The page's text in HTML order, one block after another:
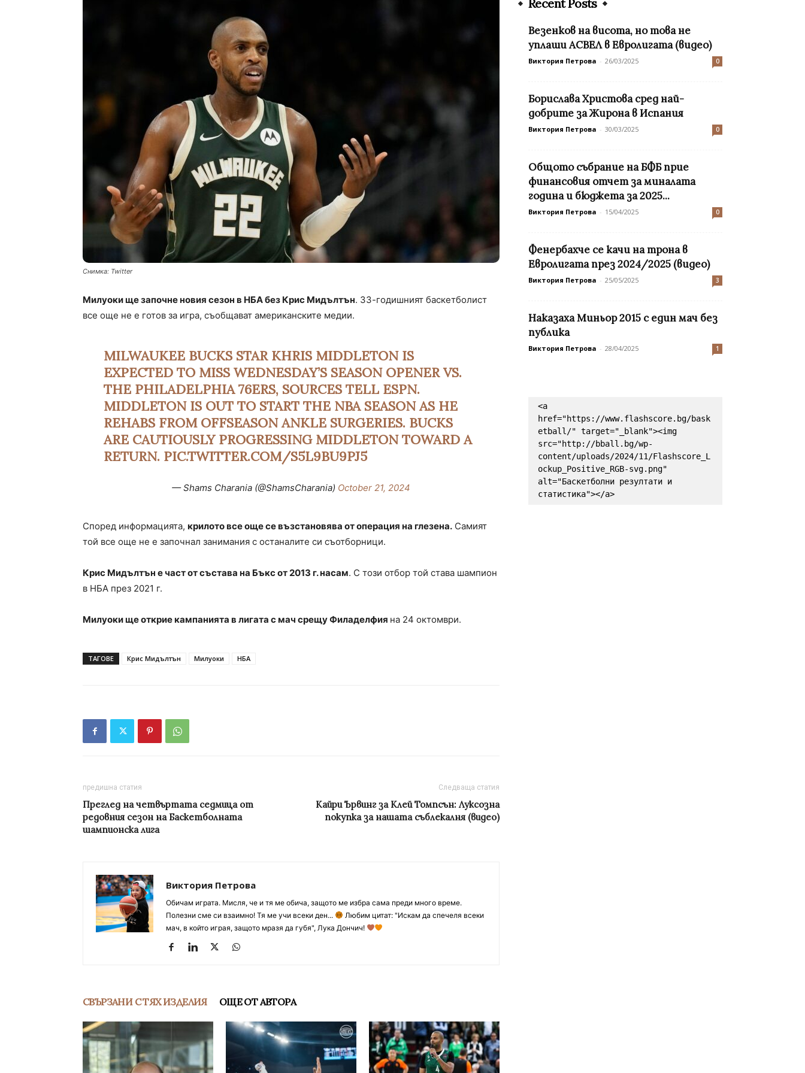
Снимка: Twitter
Милуоки ще започне новия сезон в НБА без Крис Мидълтън. 33-годишният баскетболист
все още не е готов за игра, съобщават американските медии.
MILWAUKEE BUCKS STAR KHRIS MIDDLETON IS
EXPECTED TO MISS WEDNESDAY’S SEASON OPENER VS.
THE PHILADELPHIA 76ERS, SOURCES TELL ESPN.
MIDDLETON IS OUT TO START THE NBA SEASON AS HE
REHABS FROM OFFSEASON ANKLE SURGERIES. BUCKS
ARE CAUTIOUSLY PROGRESSING MIDDLETON TOWARD A
RETURN. PIC.TWITTER.COM/S5L9BU9PJ5
— Shams Charania (@ShamsCharania) October 21, 2024
Според информацията, крилото все още се възстановява от операция на глезена. Самият
той все още не е започнал занимания с останалите си съотборници.
Крис Мидълтън е част от състава на Бъкс от 2013 г. насам. С този отбор той става шампион
в НБА през 2021 г.
Милуоки ще открие кампанията в лигата с мач срещу Филаделфия на 24 октомври.
ТАГОВЕ Крис Мидълтън Милуоки НБА
предишна статия
Преглед на четвъртата седмица от
редовния сезон на Баскетболната
шампионска лига
Следваща статия
Кайри Ървинг за Клей Томпсън: Луксозна
покупка за нашата съблекалня (видео)
Виктория Петрова
Обичам играта. Мисля, че и тя ме обича, защото ме избра сама преди много време.
Полезни сме си взаимно! Тя ме учи всеки ден...
Любим цитат: "Искам да спечеля всеки
мач, в който играя, защото мразя да губя", Лука Дончич!
СВЪРЗАНИ С ТЯХ ИЗДЕЛИЯ ОЩЕ ОТ АВТОРА
Recent Posts
Везенков на висота, но това не
уплаши АСВЕЛ в Евролигата (видео)
Виктория Петрова - 26/03/2025 0
Борислава Христова сред най-
добрите за Жирона в Испания
Виктория Петрова - 30/03/2025 0
Общото събрание на БФБ прие
финансовия отчет за миналата
година и бюджета за 2025...
Виктория Петрова - 15/04/2025 0
Фенербахче се качи на трона в
Евролигата през 2024/2025 (видео)
Виктория Петрова - 25/05/2025 3
Наказаха Миньор 2015 с един мач без
публика
Виктория Петрова - 28/04/2025 1
<a
href="https://www.flashscore.bg/bask
etball/" target="_blank"><img
src="http://bball.bg/wp-
content/uploads/2024/11/Flashscore_L
ockup_Positive_RGB-svg.png"
alt="Баскетболни резултати и
статистика"></a>